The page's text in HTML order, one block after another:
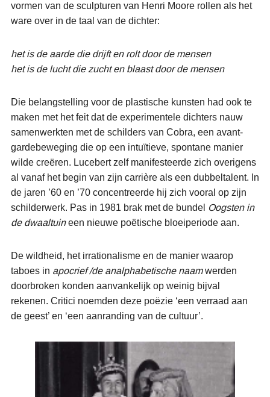
vormen van de sculpturen van Henri Moore rollen als het
ware over in de taal van de dichter:
het is de aarde die drijft en rolt door de mensen
het is de lucht die zucht en blaast door de mensen
Die belangstelling voor de plastische kunsten had ook te
maken met het feit dat de experimentele dichters nauw
samenwerkten met de schilders van Cobra, een avant-
gardebeweging die op een intuïtieve, spontane manier
wilde creëren. Lucebert zelf manifesteerde zich overigens
al vanaf het begin van zijn carrière als een dubbeltalent. In
de jaren ’60 en ’70 concentreerde hij zich vooral op zijn
schilderwerk. Pas in 1981 brak met de bundel Oogsten in
de dwaaltuineen nieuwe poëtische bloeiperiode aan.
De wildheid, het irrationalisme en de manier waarop
taboes in apocrief /de analphabetische naamwerden
doorbroken konden aanvankelijk op weinig bijval
rekenen. Critici noemden deze poëzie ‘een verraad aan
de geest’ en ‘een aanranding van de cultuur’.